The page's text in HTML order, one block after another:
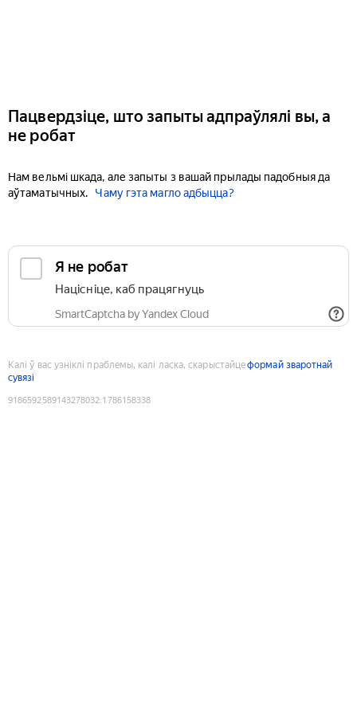
Пацвердзіце, што запыты адпраўлялі вы, а
не робат
Нам вельмі шкада, але запыты з вашай прылады падобныя да
аўтаматычных.
Чаму гэта магло адбыцца?
Я не робат
Націсніце, каб працягнуць
SmartCaptcha by Yandex Cloud
Калі ў вас узніклі праблемы, калі ласка, скарыстайцеформай зваротнай
сувязі
9186592589143278032:1786158338